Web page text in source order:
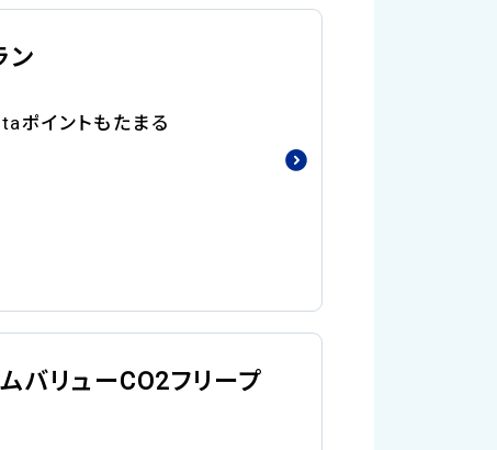
ン
ポイントもたまる
バリューCO2フリープ